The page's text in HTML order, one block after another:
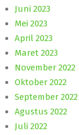
Juni 2023
Mei 2023
April 2023
Maret 2023
November 2022
Oktober 2022
September 2022
Agustus 2022
Juli 2022